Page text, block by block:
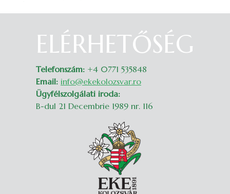
ELÉRHETŐSÉG
Telefonszám: +4 0771 535848
Email: info@ekekolozsvar.ro
Ügyfélszolgálati iroda:
B-dul 21 Decembrie 1989 nr. 116